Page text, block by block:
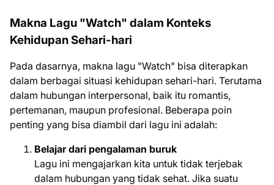
Makna Lagu "Watch" dalam Konteks
Kehidupan Sehari-hari
Pada dasarnya, makna lagu "Watch" bisa diterapkan
dalam berbagai situasi kehidupan sehari-hari. Terutama
dalam hubungan interpersonal, baik itu romantis,
pertemanan, maupun profesional. Beberapa poin
penting yang bisa diambil dari lagu ini adalah:
Belajar dari pengalaman buruk
Lagu ini mengajarkan kita untuk tidak terjebak
dalam hubungan yang tidak sehat. Jika suatu